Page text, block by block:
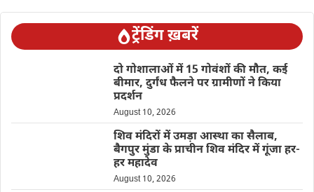
ट्रेंडिंग ख़बरें
दो गोशालाओं में 15 गोवंशों की मौत, कई
बीमार, दुर्गंध फैलने पर ग्रामीणों ने किया
प्रदर्शन
August 10, 2026
शिव मंदिरों में उमड़ा आस्था का सैलाब,
बैगपुर मुंडा के प्राचीन शिव मंदिर में गूंजा हर-
हर महादेव
August 10, 2026